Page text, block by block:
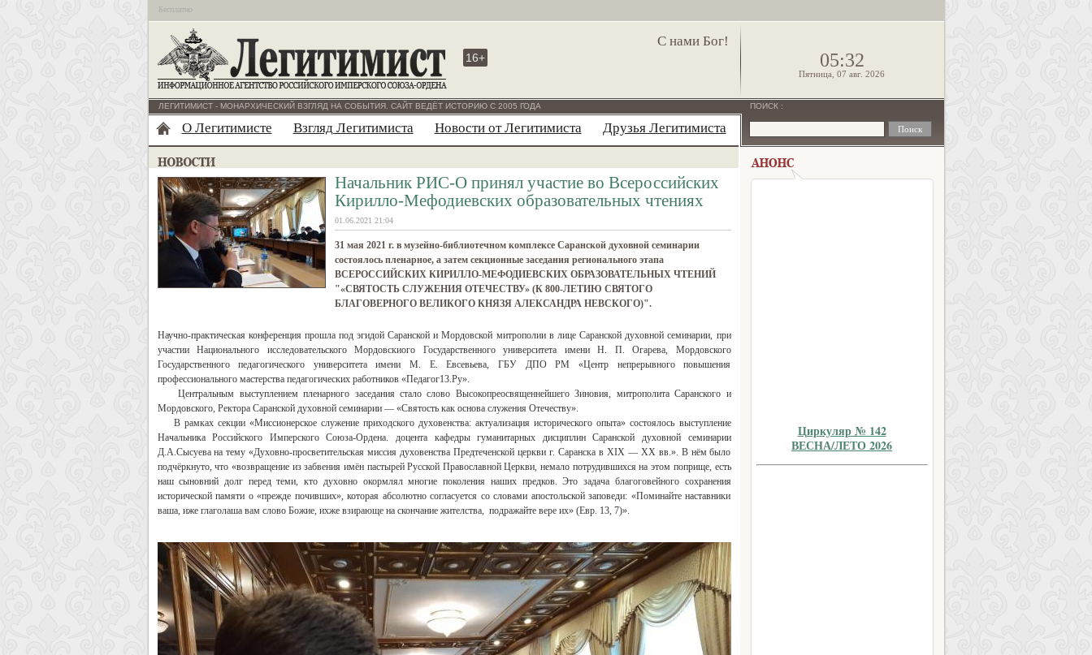
Бесплатно
С нами Бог!
16+ 05:32
Пятница, 07 авг. 2026
ЛЕГИТИМИСТ - МОНАРХИЧЕСКИЙ ВЗГЛЯД НА СОБЫТИЯ. САЙТ ВЕДЁТ ИСТОРИЮ С 2005 ГОДА
О Легитимисте Взгляд Легитимиста Новости от Легитимиста Друзья Легитимиста
Начальник РИС-О принял участие во Всероссийских
Кирилло-Мефодиевских образовательных чтениях
01.06.2021 21:04
31 мая 2021 г. в музейно-библиотечном комплексе Саранской духовной семинарии
состоялось пленарное, а затем секционные заседания регионального этапа
ВСЕРОССИЙСКИХ КИРИЛЛО-МЕФОДИЕВСКИХ ОБРАЗОВАТЕЛЬНЫХ ЧТЕНИЙ
"«СВЯТОСТЬ СЛУЖЕНИЯ ОТЕЧЕСТВУ» (К 800-ЛЕТИЮ СВЯТОГО
БЛАГОВЕРНОГО ВЕЛИКОГО КНЯЗЯ АЛЕКСАНДРА НЕВСКОГО)".
Научно-практическая конференция прошла под эгидой Саранской и Мордовской митрополии в лице Саранской духовной семинарии, при
участии Национального исследовательского Мордовскиого Государственного университета имени Н. П. Огарева, Мордовского
Государственного педагогического университета имени М. Е. Евсевьева, ГБУ ДПО РМ «Центр непрерывного повышения
профессионального мастерства педагогических работников «Педагог13.Ру».
Центральным выступлением пленарного заседания стало слово Высокопреосвященнейшего Зиновия, митрополита Саранского и
Мордовского, Ректора Саранской духовной семинарии — «Святость как основа служения Отечеству».
В рамках секции «Миссионерское служение приходского духовенства: актуализация исторического опыта» состоялось выступление
Начальника Российского Имперского Союза-Ордена. доцента кафедры гуманитарных дисциплин Саранской духовной семинарии
Д.А.Сысуева на тему «Духовно-просветительская миссия духовенства Предтеченской церкви г. Саранска в XIX — XX вв.». В нём было
подчёркнуто, что «возвращение из забвения имён пастырей Русской Православной Церкви, немало потрудившихся на этом поприще, есть
наш сыновний долг перед теми, кто духовно окормлял многие поколения наших предков. Это задача благоговейного сохранения
исторической памяти о «прежде почивших», которая абсолютно согласуется со словами апостольской заповеди: «Поминайте наставники
ваша, иже глаголаша вам слово Божие, ихже взирающе на скончание жителства, подражайте вере их» (Евр. 13, 7)».
ПОИСК :
Циркуляр № 142
ВЕСНА/ЛЕТО 2026